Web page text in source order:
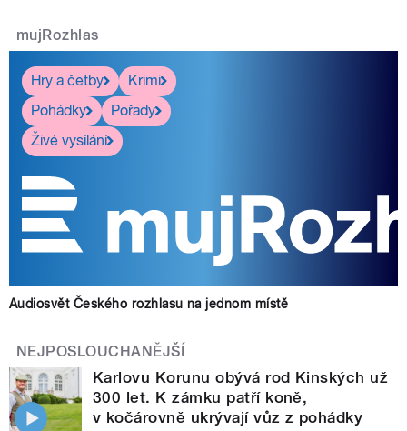
mujRozhlas
Hry a četby
Krimi
Pohádky
Pořady
Živé vysílání
Audiosvět Českého rozhlasu na jednom místě
NEJPOSLOUCHANĚJŠÍ
Karlovu Korunu obývá rod Kinských už
300 let. K zámku patří koně,
v kočárovně ukrývají vůz z pohádky